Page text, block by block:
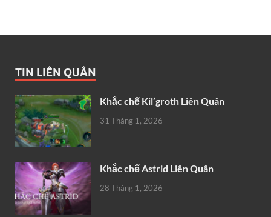
TIN LIÊN QUÂN
Khắc chế Kil’groth Liên Quân
31 Tháng 1, 2026
Khắc chế Astrid Liên Quân
28 Tháng 1, 2026